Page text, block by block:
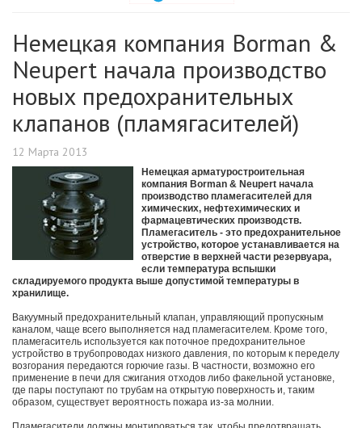
Немецкая компания Borman &
Neupert начала производство
новых предохранительных
клапанов (пламягасителей)
12 Марта 2013
Немецкая арматуростроительная
компания Borman & Neupert начала
производство пламегасителей для
химических, нефтехимических и
фармацевтических производств.
Пламегаситель - это предохранительное
устройство, которое устанавливается на
отверстие в верхней части резервуара,
если температура вспышки
складируемого продукта выше допустимой температуры в
хранилище.
Вакуумный предохранительный клапан, управляющий пропускным
каналом, чаще всего выполняется над пламегасителем. Кроме того,
пламегаситель используется как поточное предохранительное
устройство в трубопроводах низкого давления, по которым к переделу
возгорания передаются горючие газы. В частности, возможно его
применение в печи для сжигания отходов либо факельной установке,
где пары поступают по трубам на открытую поверхность и, таким
образом, существует вероятность пожара из-за молнии.